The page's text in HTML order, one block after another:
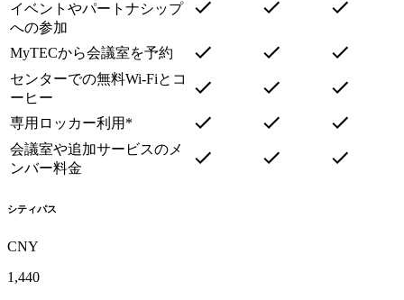
イベントやパートナシップ
への参加
MyTECから会議室を予約
センターでの無料Wi-Fiとコ
ーヒー
専用ロッカー利用*
会議室や追加サービスのメ
ンバー料金
シティパス
CNY
1,440